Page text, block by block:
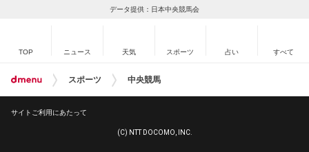
データ提供：日本中央競馬会
TOP ニュース 天気 スポーツ 占い すべて
スポーツ 中央競馬
サイトご利用にあたって
(C) NTT DOCOMO, INC.